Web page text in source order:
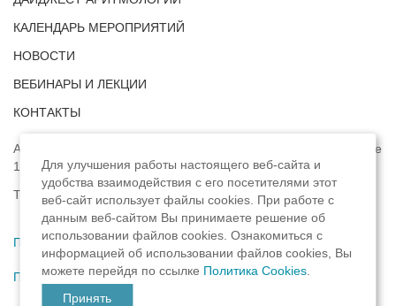
КАЛЕНДАРЬ МЕРОПРИЯТИЙ
НОВОСТИ
ВЕБИНАРЫ И ЛЕКЦИИ
КОНТАКТЫ
Адрес: г. Москва, ул. Профсоюзная, д. 93А, этаж 4, помещение
1, комната 32.
Телефон:
8 (8422) 33-15-88
Политика конфиденциальности,
Пользовательское соглашение
Для улучшения работы настоящего веб-сайта и
удобства взаимодействия с его посетителями этот
веб-сайт использует файлы cookies. При работе с
данным веб-сайтом Вы принимаете решение об
использовании файлов cookies. Ознакомиться с
информацией об использовании файлов cookies, Вы
можете перейдя по ссылке Политика Cookies
Принять